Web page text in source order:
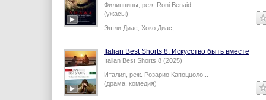
Филиппины, реж. Roni Benaid
(ужасы)
Эшли Диас Хоко Диас
Italian Best Shorts 8: Искусство быть вместе
Italian Best Shorts 8 (2025)
Италия, реж. Розарио Капоццоло
(драма, комедия)